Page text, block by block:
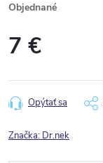
Objednané
7 €
cena:
Opýtať sa
Značka: Dr.nek